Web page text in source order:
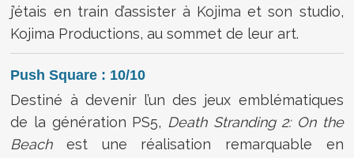
j’étais en train d’assister à Kojima et son studio,
Kojima Productions, au sommet de leur art.
Push Square : 10/10
Destiné à devenir l’un des jeux emblématiques
de la génération PS5, Death Stranding 2: On the
Beachest une réalisation remarquable en